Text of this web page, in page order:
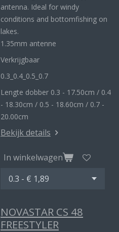
antenna. Ideal for windy
conditions and bottomfishing on
lakes.
1.35mm antenne
Verkrijgbaar
0.3_ 0.4_ 0.5_0.7
Lengte dobber 0.3 - 17.50cm / 0.4
- 18.30cm / 0.5 - 18.60cm / 0.7 -
20.00cm
Bekijk details
In winkelwagen
NOVASTAR CS 48
FREESTYLER